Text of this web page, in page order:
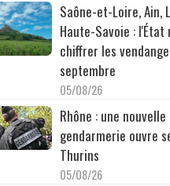
Saône-et-Loire, Ain,
Haute-Savoie : l'État
chiffrer les
septembre
05/08/26
Rhône : une
gendarmerie ouvre
Thurins
05/08/26